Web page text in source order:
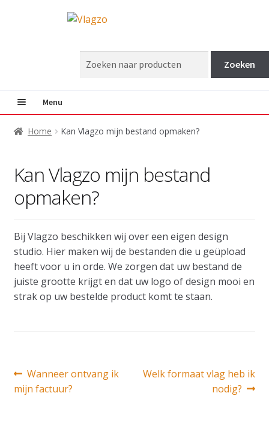
Menu
Vlaggen
Projecten
Home Kan Vlagzo mijn bestand opmaken?
Kan Vlagzo mijn bestand
opmaken?
Bij Vlagzo beschikken wij over een eigen design
studio. Hier maken wij de bestanden die u geüpload
heeft voor u in orde. We zorgen dat uw bestand de
juiste grootte krijgt en dat uw logo of design mooi en
strak op uw bestelde product komt te staan.
Bericht
navigatie
Vorig
bericht:
Wanneer ontvang ik
mijn factuur?
Volgend
Welk formaat vlag heb ik
nodig?